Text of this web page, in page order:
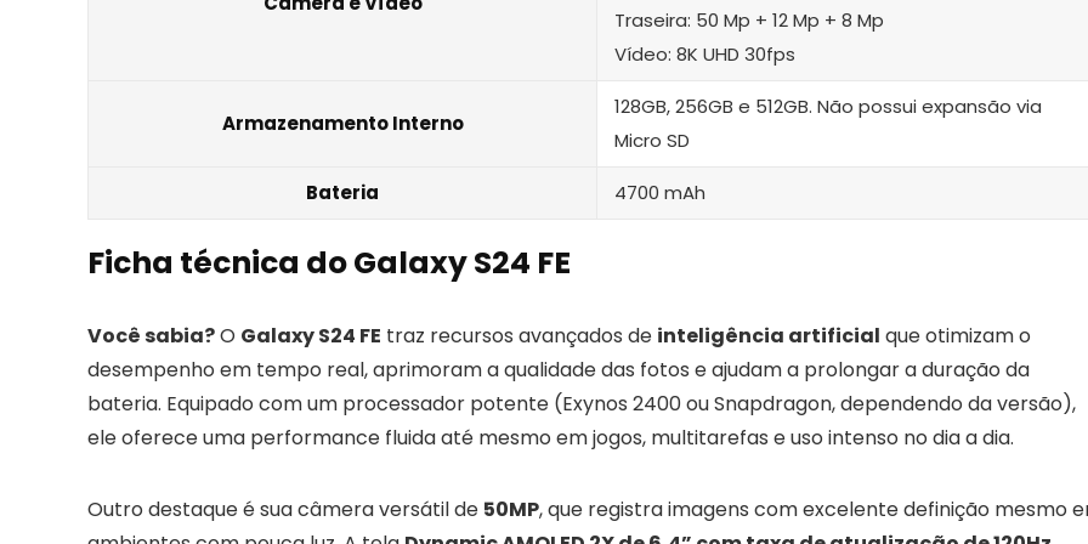
Traseira: 50 Mp + 12 Mp + 8 Mp
Vídeo: 8K UHD 30fps
Armazenamento Interno
128GB, 256GB e 512GB. Não possui expansão via
Micro SD
Bateria 4700 mAh
Ficha técnica do Galaxy S24 FE
Você sabia?O Galaxy S24 FE traz recursos avançados de inteligência artificial que otimizam o
desempenho em tempo real, aprimoram a qualidade das fotos e ajudam a prolongar a duração da
bateria. Equipado com um processador potente (Exynos 2400 ou Snapdragon, dependendo da versão),
ele oferece uma performance fluida até mesmo em jogos, multitarefas e uso intenso no dia a dia.
Outro destaque é sua câmera versátil de 50MP, que registra imagens com excelente definição mesmo